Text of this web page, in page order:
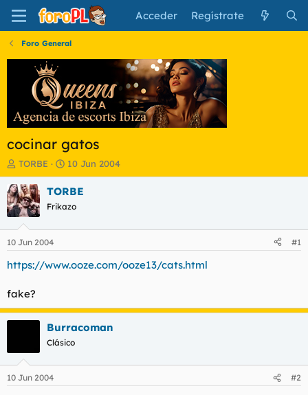
Acceder Regístrate
Foro General
cocinar gatos
I
n
i
c
i
a
d
o
r
d
l
t
e
TORBE
F
e
c
a
i
n
o
10 Jun 2004
TORBE
Frikazo
10 Jun 2004 #1
https://www.ooze.com/ooze13/cats.html
fake?
Burracoman
Clásico
10 Jun 2004 #2